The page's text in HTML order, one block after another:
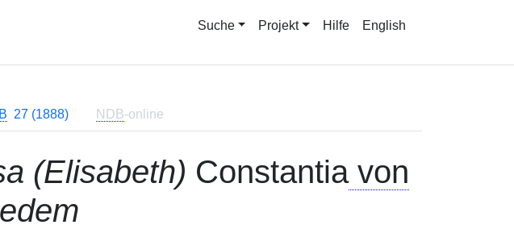
Suche Projekt Hilfe English
27 (1888) NDB-online
(Elisabeth) Constantiavon